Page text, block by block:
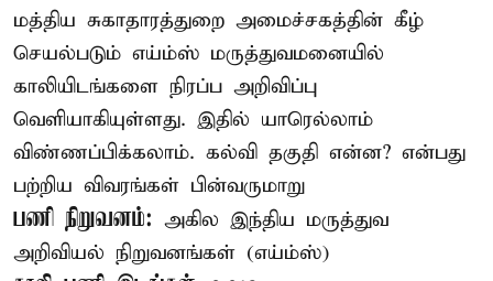
மத்திய சுகாதாரத்துறை அமைச்சகத்தின் கீழ்
செயல்படும் எய்ம்ஸ் மருத்துவமனையில்
காலியிடங்களை நிரப்ப அறிவிப்பு
வெளியாகியுள்ளது. இதில் யாரெல்லாம்
விண்ணப்பிக்கலாம். கல்வி தகுதி என்ன? என்பது
பற்றிய விவரங்கள் பின்வருமாறு
பணி நிறுவனம்: அகில இந்திய மருத்துவ
அறிவியல் நிறுவனங்கள் (எய்ம்ஸ்)